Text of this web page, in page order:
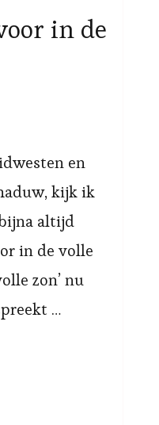
in de
en
kijk ik
altijd
in de volle
zon’ nu
…